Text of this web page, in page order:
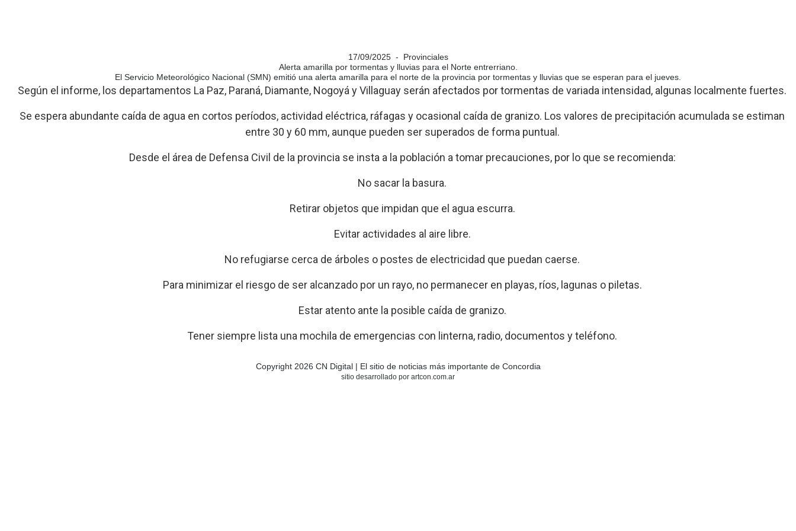
17/09/2025 - Provinciales
Alerta amarilla por tormentas y lluvias para el Norte entrerriano.
El Servicio Meteorológico Nacional (SMN) emitió una alerta amarilla para el norte de la provincia por tormentas y lluvias que se esperan para el jueves.
Según el informe, los departamentos La Paz, Paraná, Diamante, Nogoyá y Villaguay serán afectados por tormentas de variada intensidad, algunas localmente fuertes.
Se espera abundante caída de agua en cortos períodos, actividad eléctrica, ráfagas y ocasional caída de granizo. Los valores de precipitación acumulada se estiman
entre 30 y 60 mm, aunque pueden ser superados de forma puntual.
Desde el área de Defensa Civil de la provincia se insta a la población a tomar precauciones, por lo que se recomienda:
No sacar la basura.
Retirar objetos que impidan que el agua escurra.
Evitar actividades al aire libre.
No refugiarse cerca de árboles o postes de electricidad que puedan caerse.
Para minimizar el riesgo de ser alcanzado por un rayo, no permanecer en playas, ríos, lagunas o piletas.
Estar atento ante la posible caída de granizo.
Tener siempre lista una mochila de emergencias con linterna, radio, documentos y teléfono.
Copyright 2026 CN Digital | El sitio de noticias más importante de Concordia
sitio desarrollado por artcon.com.ar